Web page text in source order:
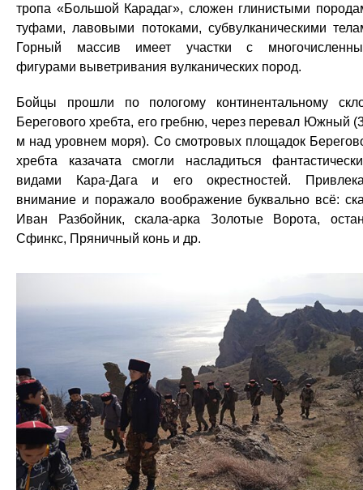
тропа «Большой Карадаг», сложен глинистыми
туфами, лавовыми потоками, субвулканическими
Горный массив имеет участки с
фигурами выветривания вулканических пород.
Бойцы прошли по пологому континентальному
Берегового хребта, его гребню, через перевал Южный
м над уровнем моря). Со смотровых площадок
хребта казачата смогли насладиться
видами Кара-Дага и его окрестностей.
внимание и поражало воображение буквально всё:
Иван Разбойник, скала-арка Золотые Ворота,
Сфинкс, Пряничный конь и др.